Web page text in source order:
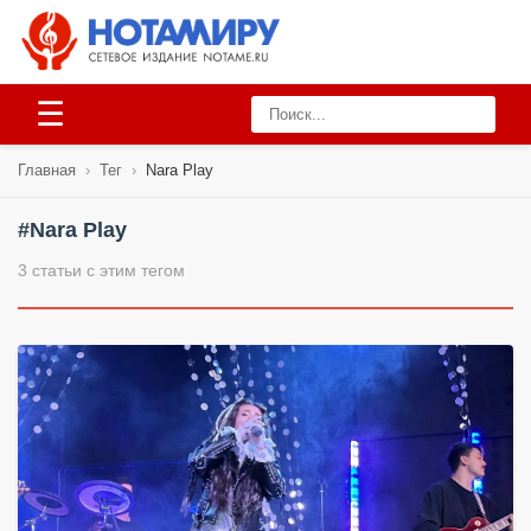
☰
Главная › Тег › Nara Play
#Nara Play
3 статьи с этим тегом